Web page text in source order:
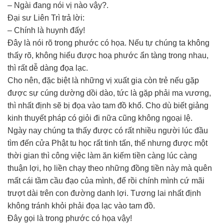
– Ngài đang nói vị nào vậy?.
Đại sư Liên Trì trả lời:
– Chính là huynh đấy!
Đây là nói rõ trong phước có họa. Nếu tự chúng ta không
thấy rõ, không hiểu được hoạ phước ẩn tàng trong nhau,
thì rất dễ dàng đọa lạc.
Cho nên, đặc biệt là những vị xuất gia còn trẻ nếu gặp
được sự cúng dường dồi dào, tức là gặp phải ma vương,
thì nhất định sẽ bị đọa vào tam đồ khổ. Cho dù biết giảng
kinh thuyết pháp có giỏi đi nữa cũng không ngoại lệ.
Ngày nay chúng ta thấy được có rất nhiều người lúc đầu
tìm đến cửa Phật tu học rất tinh tấn, thế nhưng được một
thời gian thì công việc làm ăn kiếm tiền càng lúc càng
thuận lợi, họ liền chạy theo những đồng tiền này mà quên
mất cái tầm cầu đạo của mình, để rồi chính mình cứ mãi
trượt dài trên con đường danh lợi. Tương lai nhất định
không tránh khỏi phải đọa lạc vào tam đồ.
Đây gọi là trong phước có họa vậy!